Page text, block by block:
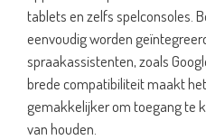
tablets en zelfs spelconsoles.
eenvoudig worden
spraakassistenten, zoals
brede compatibiliteit maakt
gemakkelijker om toegang te
van houden.